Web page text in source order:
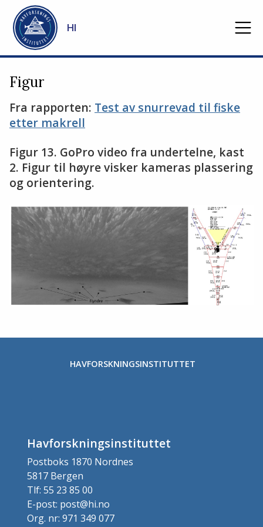
Gå til hovedinnhold
HI
Figur
Fra rapporten: Test av snurrevad til fiske
etter makrell
Figur 13. GoPro video fra undertelne, kast
2. Figur til høyre visker kameras plassering
og orientering.
HAVFORSKNINGSINSTITUTTET
Havforskningsinstituttet
Postboks 1870 Nordnes
5817 Bergen
Tlf: 55 23 85 00
E-post: post@hi.no
Org. nr: 971 349 077